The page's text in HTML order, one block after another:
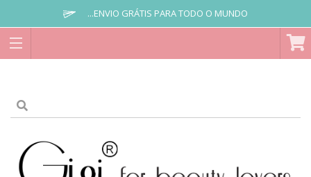
...ENVIO GRÁTIS PARA TODO O MUNDO